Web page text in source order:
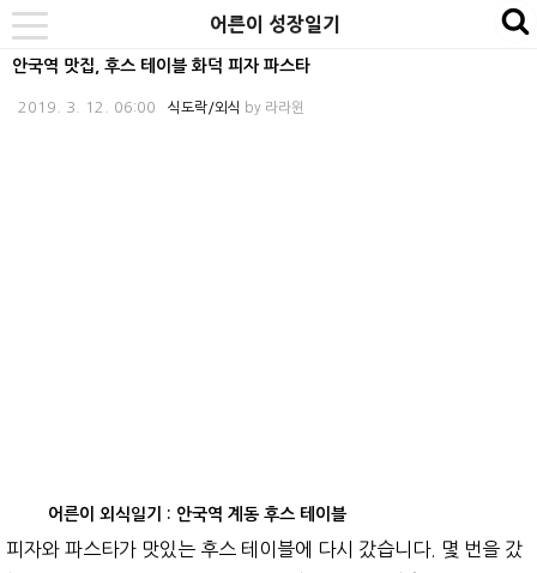
본
바
내
게
카
고
toggle
navigation
어른이 성장일기
안국역 맛집, 후스 테이블 화덕 피자 파스타
2019. 3. 12. 06:00 식도락/외식 by 라라윈
어른이 외식일기 : 안국역 계동 후스 테이블
피자와 파스타가 맛있는 후스 테이블에 다시 갔습니다. 몇 번을 갔